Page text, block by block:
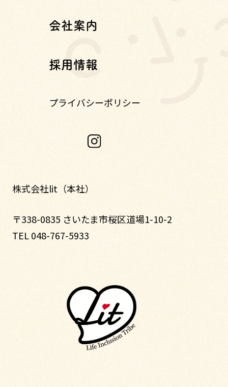
会社案内
採用情報
プライバシーポリシー
株式会社lit（本社）
〒338-0835 さいたま市桜区道場1-10-2
TEL 048-767-5933